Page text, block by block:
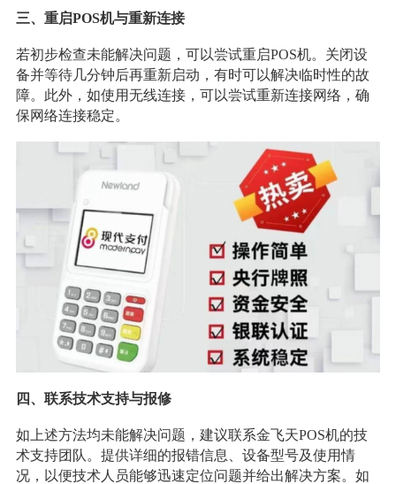
三、重启POS机与重新连接
若初步检查未能解决问题，可以尝试重启POS机。关闭设
备并等待几分钟后再重新启动，有时可以解决临时性的故
障。此外，如使用无线连接，可以尝试重新连接网络，确
保网络连接稳定。
四、联系技术支持与报修
如上述方法均未能解决问题，建议联系金飞天POS机的技
术支持团队。提供详细的报错信息、设备型号及使用情
况，以便技术人员能够迅速定位问题并给出解决方案。如